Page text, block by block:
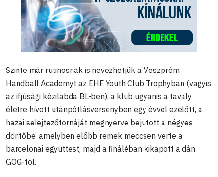
Szinte már rutinosnak is nevezhetjük a Veszprém
Handball Academyt az EHF Youth Club Trophyban (vagyis
az ifjúsági kézilabda BL-ben), a klub ugyanis a tavaly
életre hívott utánpótlásversenyben egy évvel ezelőtt, a
hazai selejtezőtornáját megnyerve bejutott a négyes
döntőbe, amelyben előbb remek meccsen verte a
barcelonai együttest, majd a fináléban kikapott a dán
GOG-tól.